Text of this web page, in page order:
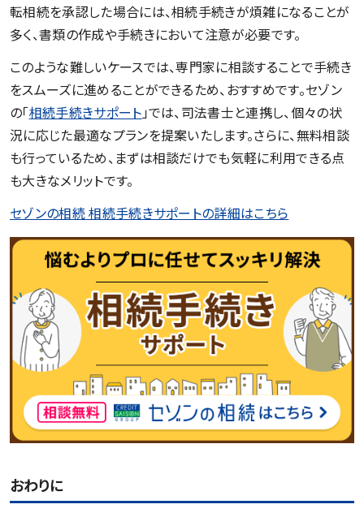
転相続を承認した場合には、相続手続きが煩雑になることが
多く、書類の作成や手続きにおいて注意が必要です。
このような難しいケースでは、専門家に相談することで手続き
をスムーズに進めることができるため、おすすめです。セゾン
の「相続手続きサポート 」では、司法書士と連携し、個々の状
況に応じた最適なプランを提案いたします。さらに、無料相談
も行っているため、まずは相談だけでも気軽に利用できる点
も大きなメリットです。
セゾンの相続 相続手続きサポートの詳細はこちら
おわりに